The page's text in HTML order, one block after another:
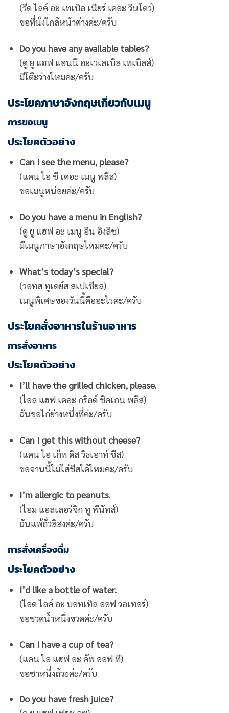
(วีด ไลค์ อะ เทเบิล เนียร์ เดอะ วินโดว์)
ขอที่นั่งใกล้หน้าต่างค่ะ/ครับ
Do you have any available tables?
(ดู ยู แฮฟ แอนนี อะเวเลเบิล เทเบิลส์)
มีโต๊ะว่างไหมคะ/ครับ
ประโยคภาษาอังกฤษเกี่ยวกับเมนู
การขอเมนู
ประโยคตัวอย่าง
Can I see the menu, please?
(แคน ไอ ซี เดอะ เมนู พลีส)
ขอเมนูหน่อยค่ะ/ครับ
Do you have a menu in English?
(ดู ยู แฮฟ อะ เมนู อิน อิงลิช)
มีเมนูภาษาอังกฤษไหมคะ/ครับ
What’s today’s special?
(วอทส ทูเดย์ส สเปเชียล)
เมนูพิเศษของวันนี้คืออะไรคะ/ครับ
ประโยคสั่งอาหารในร้านอาหาร
การสั่งอาหาร
ประโยคตัวอย่าง
I’ll have the grilled chicken, please.
(ไอล แฮฟ เดอะ กริลด์ ชิคเกน พลีส)
ฉันขอไก่ย่างหนึ่งที่ค่ะ/ครับ
Can I get this without cheese?
(แคน ไอ เก็ท ดิส วิธเอาท์ ชีส)
ขอจานนี้ไม่ใส่ชีสได้ไหมคะ/ครับ
I’m allergic to peanuts.
(ไอม แอลเลอร์จิก ทู พีนัทส์)
ฉันแพ้ถั่วลิสงค่ะ/ครับ
การสั่งเครื่องดื่ม
ประโยคตัวอย่าง
I’d like a bottle of water.
(ไอด ไลค์ อะ บอทเทิล ออฟ วอเทอร์)
ขอขวดน้ำหนึ่งขวดค่ะ/ครับ
Can I have a cup of tea?
(แคน ไอ แฮฟ อะ คัพ ออฟ ที)
ขอชาหนึ่งถ้วยค่ะ/ครับ
Do you have fresh juice?